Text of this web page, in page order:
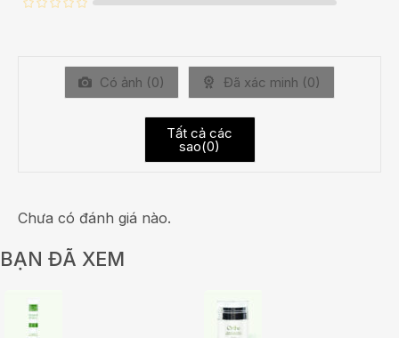
Có ảnh (0) Đã xác minh (0)
Tất cả các
sao(0)
Chưa có đánh giá nào.
BẠN ĐÃ XEM